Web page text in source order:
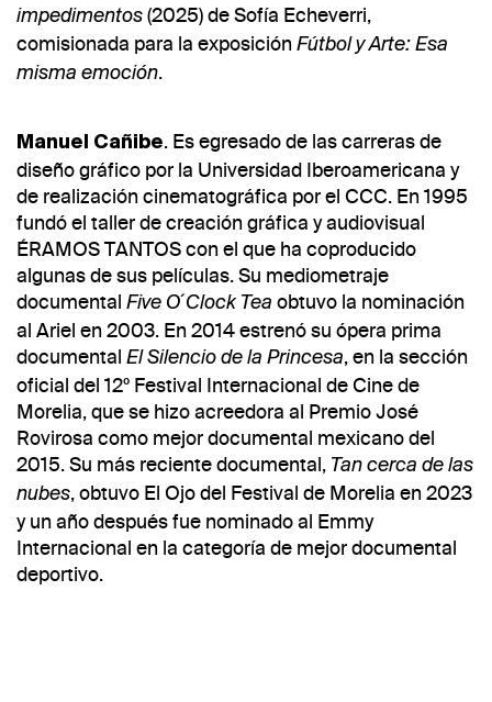
impedimentos (2025) de Sofía Echeverri,
comisionada para la exposición Fútbol y Arte: Esa
misma emoción.
Manuel Cañibe. Es egresado de las carreras de
diseño gráfico por la Universidad Iberoamericana y
de realización cinematográfica por el CCC. En 1995
fundó el taller de creación gráfica y audiovisual
ÉRAMOS TANTOS con el que ha coproducido
algunas de sus películas. Su mediometraje
documental Five O´Clock Tea obtuvo la nominación
al Ariel en 2003. En 2014 estrenó su ópera prima
documental El Silencio de la Princesa, en la sección
oficial del 12º Festival Internacional de Cine de
Morelia, que se hizo acreedora al Premio José
Rovirosa como mejor documental mexicano del
2015. Su más reciente documental, Tan cerca de las
nubes, obtuvo El Ojo del Festival de Morelia en 2023
y un año después fue nominado al Emmy
Internacional en la categoría de mejor documental
deportivo.